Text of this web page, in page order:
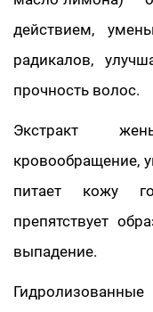
действием,
радикалов,
прочность волос.
Экстракт
кровообращение,
питает кожу
препятствует
выпадение.